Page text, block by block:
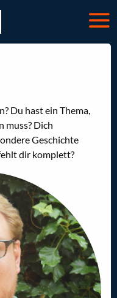
Du hast ein Thema,
muss? Dich
Geschichte
dir komplett?